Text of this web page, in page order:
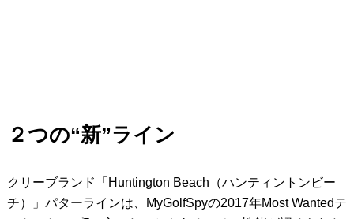
２つの“新”ライン
クリーブランド「Huntington Beach（ハンティントンビー
チ）」パターラインは、MyGolfSpyの2017年Most Wantedテ